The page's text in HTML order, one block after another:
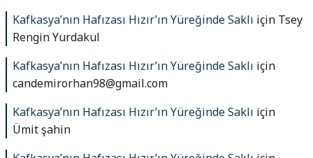
Kafkasya’nın Hafızası Hızır’ın Yüreğinde Saklı için Tsey
Rengin Yurdakul
Kafkasya’nın Hafızası Hızır’ın Yüreğinde Saklı için
candemirorhan98@gmail.com
Kafkasya’nın Hafızası Hızır’ın Yüreğinde Saklı için
Ümit şahin